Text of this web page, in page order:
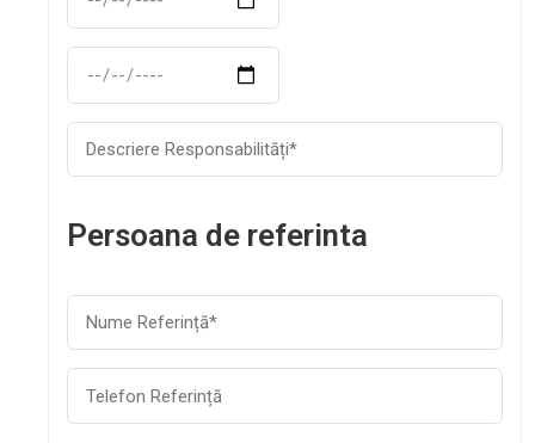
Persoana de referinta